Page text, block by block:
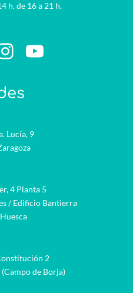
h. de 16 a 21 h.
YouTube
Lucía, 9
4 Planta 5
/ Edificio Bantierra
2
de Borja)